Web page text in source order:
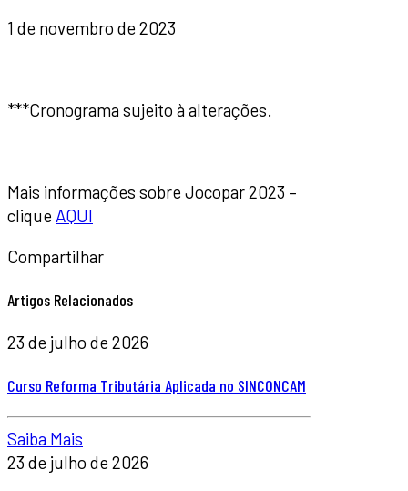
1 de novembro de 2023
***Cronograma sujeito à alterações.
Mais informações sobre Jocopar 2023 –
clique AQUI
Compartilhar
Artigos Relacionados
23 de julho de 2026
Curso Reforma Tributária Aplicada no SINCONCAM
Saiba Mais
23 de julho de 2026